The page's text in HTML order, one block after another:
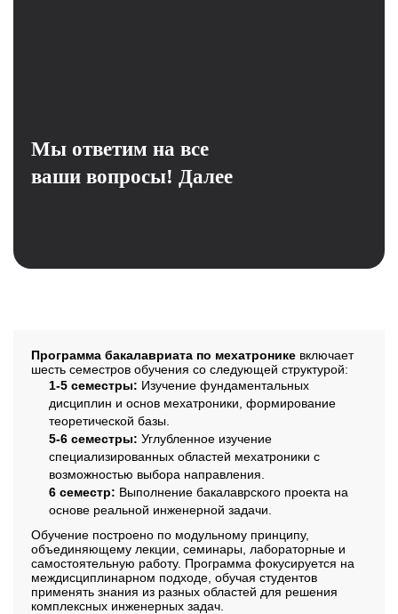
Мы ответим на все
ваши вопросы! Далее
Программа бакалавриата по мехатронике включает
шесть семестров обучения со следующей структурой:
1-5 семестры: Изучение фундаментальных
дисциплин и основ мехатроники, формирование
теоретической базы.
5-6 семестры: Углубленное изучение
специализированных областей мехатроники с
возможностью выбора направления.
6 семестр: Выполнение бакалаврского проекта на
основе реальной инженерной задачи.
Обучение построено по модульному принципу,
объединяющему лекции, семинары, лабораторные и
самостоятельную работу. Программа фокусируется на
междисциплинарном подходе, обучая студентов
применять знания из разных областей для решения
комплексных инженерных задач.